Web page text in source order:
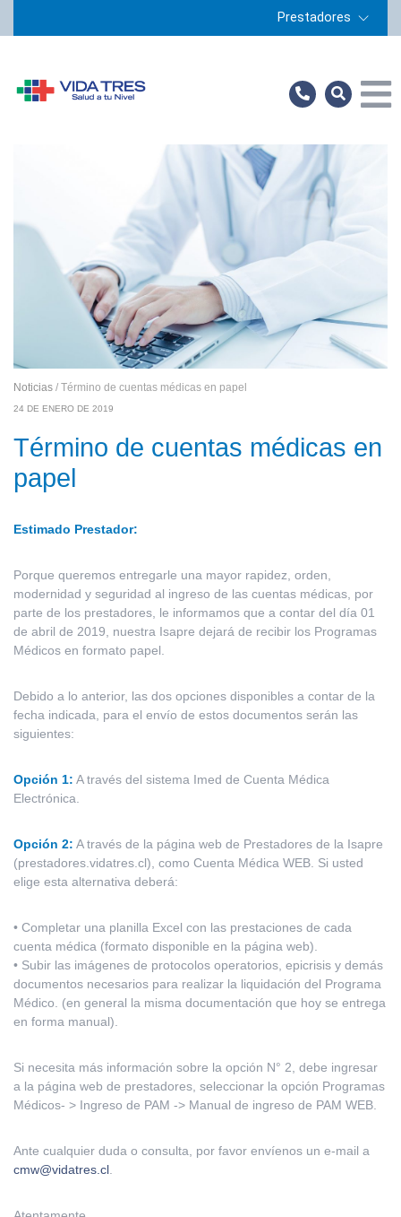
Prestadores
Servicios
Noticias / Término de cuentas médicas en papel
24 DE ENERO DE 2019
Término de cuentas médicas en
papel
Estimado Prestador:
Porque queremos entregarle una mayor rapidez, orden,
modernidad y seguridad al ingreso de las cuentas médicas, por
parte de los prestadores, le informamos que a contar del día 01
de abril de 2019, nuestra Isapre dejará de recibir los Programas
Médicos en formato papel.
Debido a lo anterior, las dos opciones disponibles a contar de la
fecha indicada, para el envío de estos documentos serán las
siguientes:
Opción 1: A través del sistema Imed de Cuenta Médica
Electrónica.
Opción 2: A través de la página web de Prestadores de la Isapre
(prestadores.vidatres.cl), como Cuenta Médica WEB. Si usted
elige esta alternativa deberá:
• Completar una planilla Excel con las prestaciones de cada
cuenta médica (formato disponible en la página web).
• Subir las imágenes de protocolos operatorios, epicrisis y demás
documentos necesarios para realizar la liquidación del Programa
Médico. (en general la misma documentación que hoy se entrega
en forma manual).
Si necesita más información sobre la opción N° 2, debe ingresar
a la página web de prestadores, seleccionar la opción Programas
Médicos- > Ingreso de PAM -> Manual de ingreso de PAM WEB.
Ante cualquier duda o consulta, por favor envíenos un e-mail a
cmw@vidatres.cl